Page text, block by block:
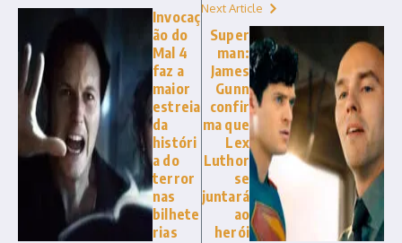
Invocaç
ão do
Mal 4
faz a
maior
estreia
da
históri
a do
terror
nas
bilhete
rias
Next Article
Super
man:
James
Gunn
confir
ma que
Lex
Luthor
se
juntará
ao
herói